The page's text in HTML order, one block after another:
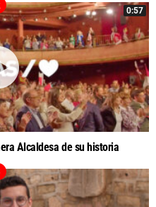
0:57
Alcaldesa de su historia